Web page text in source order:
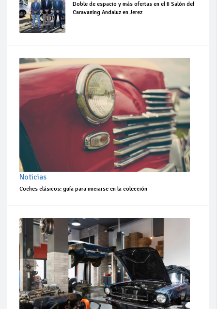
Doble de espacio y más ofertas en el II Salón del
Caravaning Andaluz en Jerez
Noticias
Coches clásicos: guía para iniciarse en la colección